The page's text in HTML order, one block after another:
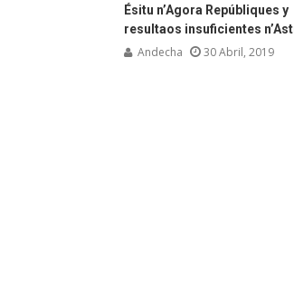
Ésitu n’Agora Repúbliques y
resultaos insuficientes
Andecha 30 Abril, 2019